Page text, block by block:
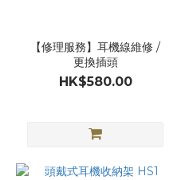
【修理服務】耳機線維修 /
更換插頭
HK$580.00